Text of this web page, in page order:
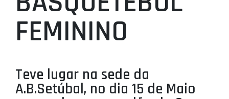
COMPETIÇÕES
ASSOCIAÇÕES
AGENTES
AGENDA
FEMININO
Teve lugar na sede da
A.B.Setúbal, no dia 15 de Maio